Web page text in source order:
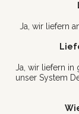
Ja, wir liefern
Ja, wir liefern in
unser System